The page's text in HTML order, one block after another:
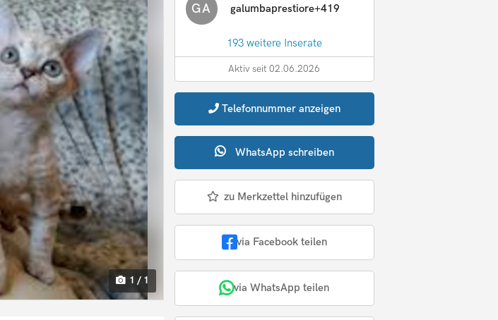
1 / 1
GA galumbaprestiore+419
193 weitere Inserate
Aktiv seit 02.06.2026
Telefonnummer anzeigen
WhatsApp schreiben
zu Merkzettel hinzufügen
via Facebook teilen
via WhatsApp teilen